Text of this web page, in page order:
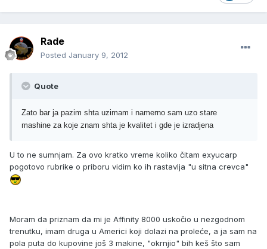
Rade
Posted January 9, 2012
Quote
Zato bar ja pazim shta uzimam i namerno sam uzo stare
mashine za koje znam shta je kvalitet i gde je izradjena
U to ne sumnjam. Za ovo kratko vreme koliko čitam exyucarp
pogotovo rubrike o priboru vidim ko ih rastavlja "u sitna crevca"
Moram da priznam da mi je Affinity 8000 uskočio u nezgodnom
trenutku, imam druga u Americi koji dolazi na proleće, a ja sam na
pola puta do kupovine još 3 makine, "okrnjio" bih keš što sam